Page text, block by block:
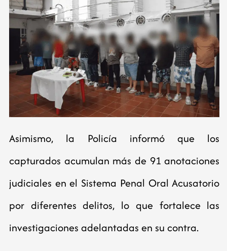
Asimismo, la Policía informó que los
capturados acumulan más de 91 anotaciones
judiciales en el Sistema Penal Oral Acusatorio
por diferentes delitos, lo que fortalece las
investigaciones adelantadas en su contra.